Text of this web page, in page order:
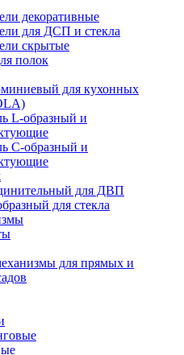
декоративные
для ДСП и стекла
скрытые
полок
для кухонных
L-образный и
C-образный и
для ДВП
для стекла
для прямых и